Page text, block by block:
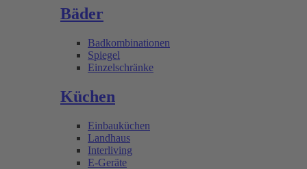
Bäder
Badkombinationen
Spiegel
Einzelschränke
Küchen
Einbauküchen
Landhaus
Interliving
E-Geräte